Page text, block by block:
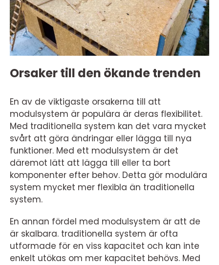
Orsaker till den ökande trenden
En av de viktigaste orsakerna till att
modulsystem är populära är deras flexibilitet.
Med traditionella system kan det vara mycket
svårt att göra ändringar eller lägga till nya
funktioner. Med ett modulsystem är det
däremot lätt att lägga till eller ta bort
komponenter efter behov. Detta gör modulära
system mycket mer flexibla än traditionella
system.
En annan fördel med modulsystem är att de
är skalbara. traditionella system är ofta
utformade för en viss kapacitet och kan inte
enkelt utökas om mer kapacitet behövs. Med